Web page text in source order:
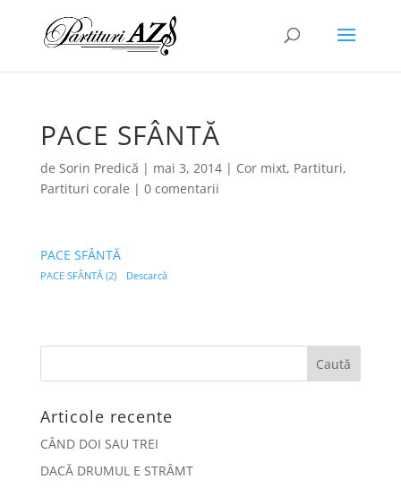
PACE SFÂNTĂ
de Sorin Predică | mai 3, 2014| Cor mixt, Partituri,
Partituri corale | 0 comentarii
PACE SFÂNTĂ
PACE SFÂNTĂ (2) Descarcă
Articole recente
CÂND DOI SAU TREI
DACĂ DRUMUL E STRÂMT